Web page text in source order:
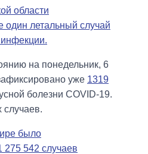
области
летальный случай
на понедельник, 6
уже 1319
болезни COVID-19.
случаев.
было
275 542 случаев